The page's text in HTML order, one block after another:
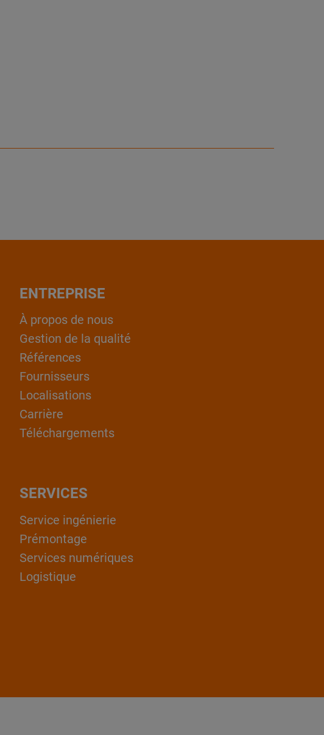
ENTREPRISE
À propos de nous
Gestion de la qualité
Références
Fournisseurs
Localisations
Carrière
Téléchargements
SERVICES
Service ingénierie
Prémontage
Services numériques
Logistique